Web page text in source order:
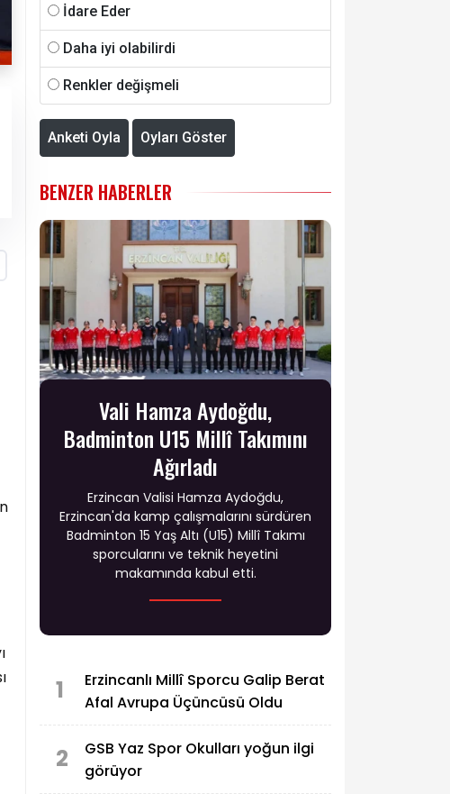
İdare Eder
Daha iyi olabilirdi
Renkler değişmeli
Anketi Oyla Oyları Göster
BENZER HABERLER
Vali Hamza Aydoğdu,
Badminton U15 Millî Takımını
Ağırladı
Erzincan Valisi Hamza Aydoğdu,
Erzincan'da kamp çalışmalarını sürdüren
Badminton 15 Yaş Altı (U15) Millî Takımı
sporcularını ve teknik heyetini
makamında kabul etti.
1
Erzincanlı Millî Sporcu Galip Berat
Afal Avrupa Üçüncüsü Oldu
2
GSB Yaz Spor Okulları yoğun ilgi
görüyor